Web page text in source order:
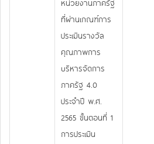
หน่วยงานภาครัฐ
ที่ผ่านเกณฑ์การ
ประเมินรางวัล
คุณภาพการ
บริหารจัดการ
ภาครัฐ 4.0
ประจำปี พ.ศ.
2565 ขั้นตอนที่ 1
การประเมิน